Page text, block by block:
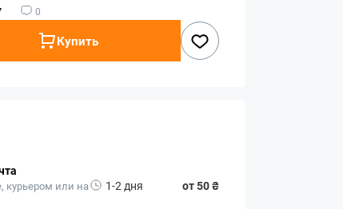
0
Купить
курьером или на
1-2 дня от 50 ₴